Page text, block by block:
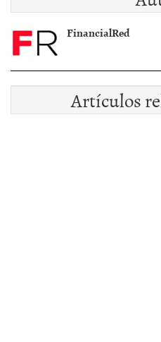
FinancialRed
Artículos